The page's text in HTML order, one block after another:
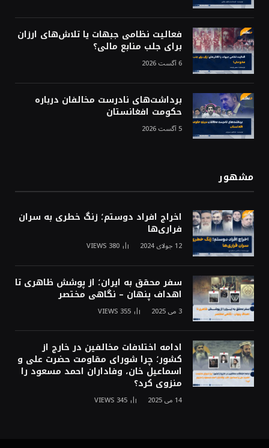
فعالیت نظامی جبهات یا تلاش‌های ارزان
برای جلب منابع مالی؟
6 آگست 2026
برداشت‌های نادرست مخالفان درباره
حکومت افغانستان
5 آگست 2026
مشهور
اخراج افراد دوستم؛ زنگ خطری به سران
فراری‌ها
12 جولای 2024 380
VIEWS
سفر محقق به ایران؛ از پوشش ظاهری تا
اهداف پنهان – نگاهی مختصر
3 می 2025 355
VIEWS
ادامه اختلافات مخالفین در خارج از
کشور؛ چرا شورای مقاومت حضرت علی و
اسماعیل خان، وفاداران احمد مسعود را
منزوی کرد؟
14 می 2025 345
VIEWS